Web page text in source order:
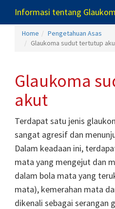
Informasi tentang
Home
Pengetahuan Asas
Glaukoma sudut tertutup
Glaukoma
akut
Terdapat satu jenis
sangat agresif dan
Dalam keadaan ini,
mata yang mengejut dan
dalam bola mata yang
mata), kemerahan mata
dikenali sebagai